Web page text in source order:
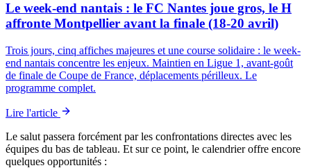
Le week-end nantais : le FC Nantes joue gros, le H
affronte Montpellier avant la finale (18-20 avril)
Trois jours, cinq affiches majeures et une course solidaire : le week-
end nantais concentre les enjeux. Maintien en Ligue 1, avant-goût
de finale de Coupe de France, déplacements périlleux. Le
programme complet.
Lire l'article
Le salut passera forcément par les confrontations directes avec les
équipes du bas de tableau. Et sur ce point, le calendrier offre encore
quelques opportunités :